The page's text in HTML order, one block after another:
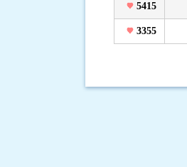
5415
3355